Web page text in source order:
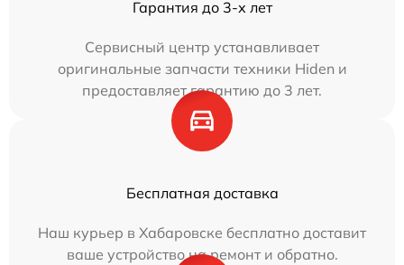
Гарантия до 3-х лет
Сервисный центр устанавливает
оригинальные запчасти техники Hiden и
предоставляет гарантию до 3 лет.
Бесплатная доставка
Наш курьер в Хабаровске бесплатно доставит
ваше устройство на ремонт и обратно.